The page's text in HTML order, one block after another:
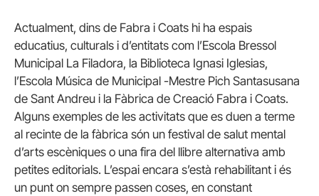
Actualment, dins de Fabra i Coats hi ha espais
educatius, culturals i d’entitats com l’Escola Bressol
Municipal La Filadora, la Biblioteca Ignasi Iglesias,
l’Escola Música de Municipal -Mestre Pich Santasusana
de Sant Andreu i la Fàbrica de Creació Fabra i Coats.
Alguns exemples de les activitats que es duen a terme
al recinte de la fàbrica són un festival de salut mental
d’arts escèniques o una fira del llibre alternativa amb
petites editorials. L’espai encara s’està rehabilitant i és
un punt on sempre passen coses, en constant